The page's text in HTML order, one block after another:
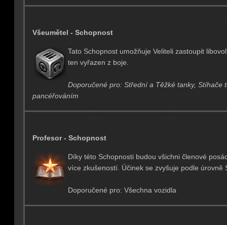
Všeumětel - Schopnost
Tato Schopnost umožňuje Veliteli zastoupit
ten vyřazen z boje.
Doporučené pro: Střední a Těžké tanky, Stíhače
pancéřováním
Profesor - Schopnost
Díky této Schopnosti budou všichni členové
více zkušeností. Účinek se zvyšuje podle úrovně
Doporučené pro: Všechna vozidla